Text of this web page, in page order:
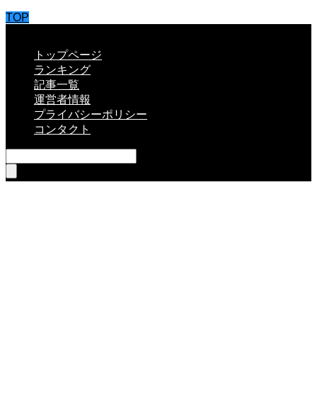
TOP
トップページ
ランキング
記事一覧
運営者情報
プライバシーポリシー
コンタクト